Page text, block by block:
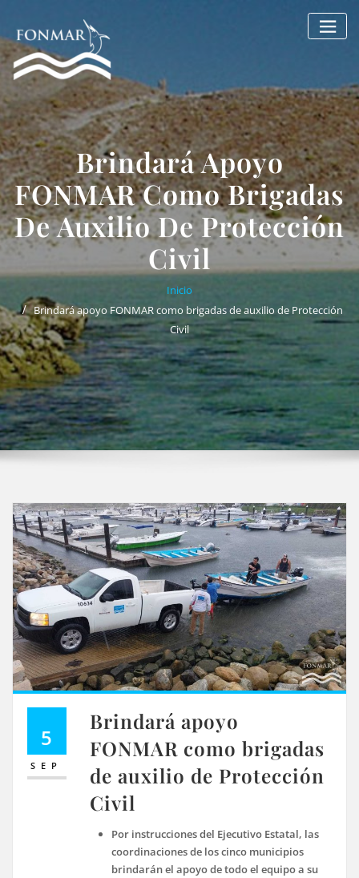
contenido
Brindará Apoyo
FONMAR Como Brigadas
De Auxilio De Protección
Civil
Inicio
Brindará apoyo FONMAR como brigadas de auxilio de Protección
Civil
5
SEP
Brindará apoyo
FONMAR como brigadas
de auxilio de Protección
Civil
Por instrucciones del Ejecutivo Estatal, las
coordinaciones de los cinco municipios
brindarán el apoyo de todo el equipo a su